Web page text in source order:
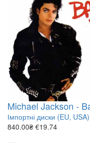
Michael Jackson -
Імпортні диски (EU, USA)
840.00₴ €19.74